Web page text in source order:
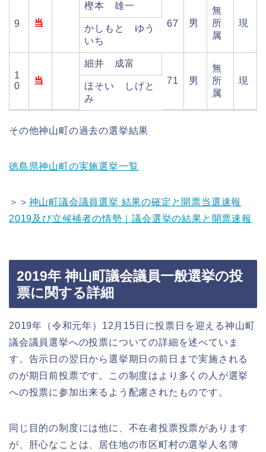
9 当
樫本 雄一
67
男
無
所
属
現
かしもと ゆう
いち
1
0
当
細井 成富
71
男
無
所
属
現
ほそい しげと
み
その他神山町の過去の選挙結果
徳島県神山町の実施選挙一覧
＞＞ 神山町議会議員選挙 結果の確定と開票当選速報
2019及び立候補者の情勢｜議会選挙の結果と開票速報
2019年 神山町議会議員一般選挙の投
票に関する詳細
2019年（令和元年）12月15日に投票日を迎える神山町
議会議員選挙への投票についての詳細を述べていま
す。告示日の翌日から選挙期日の前日まで実施される
のが期日前投票です。この制度はより多くの人が選挙
への投票に参加出来るよう配慮されたものです。
同じ目的の制度には他に、不在者投票投票があります
が、肝心なことは、居住地の市区町村の選挙人名簿